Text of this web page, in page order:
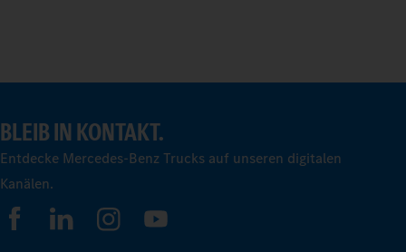
BLEIB IN KONTAKT.
Entdecke Mercedes-Benz Trucks auf unseren digitalen
Kanälen.